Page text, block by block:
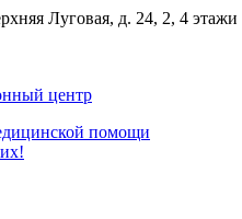
Луговая, д. 24, 2, 4 этажи
центр
помощи